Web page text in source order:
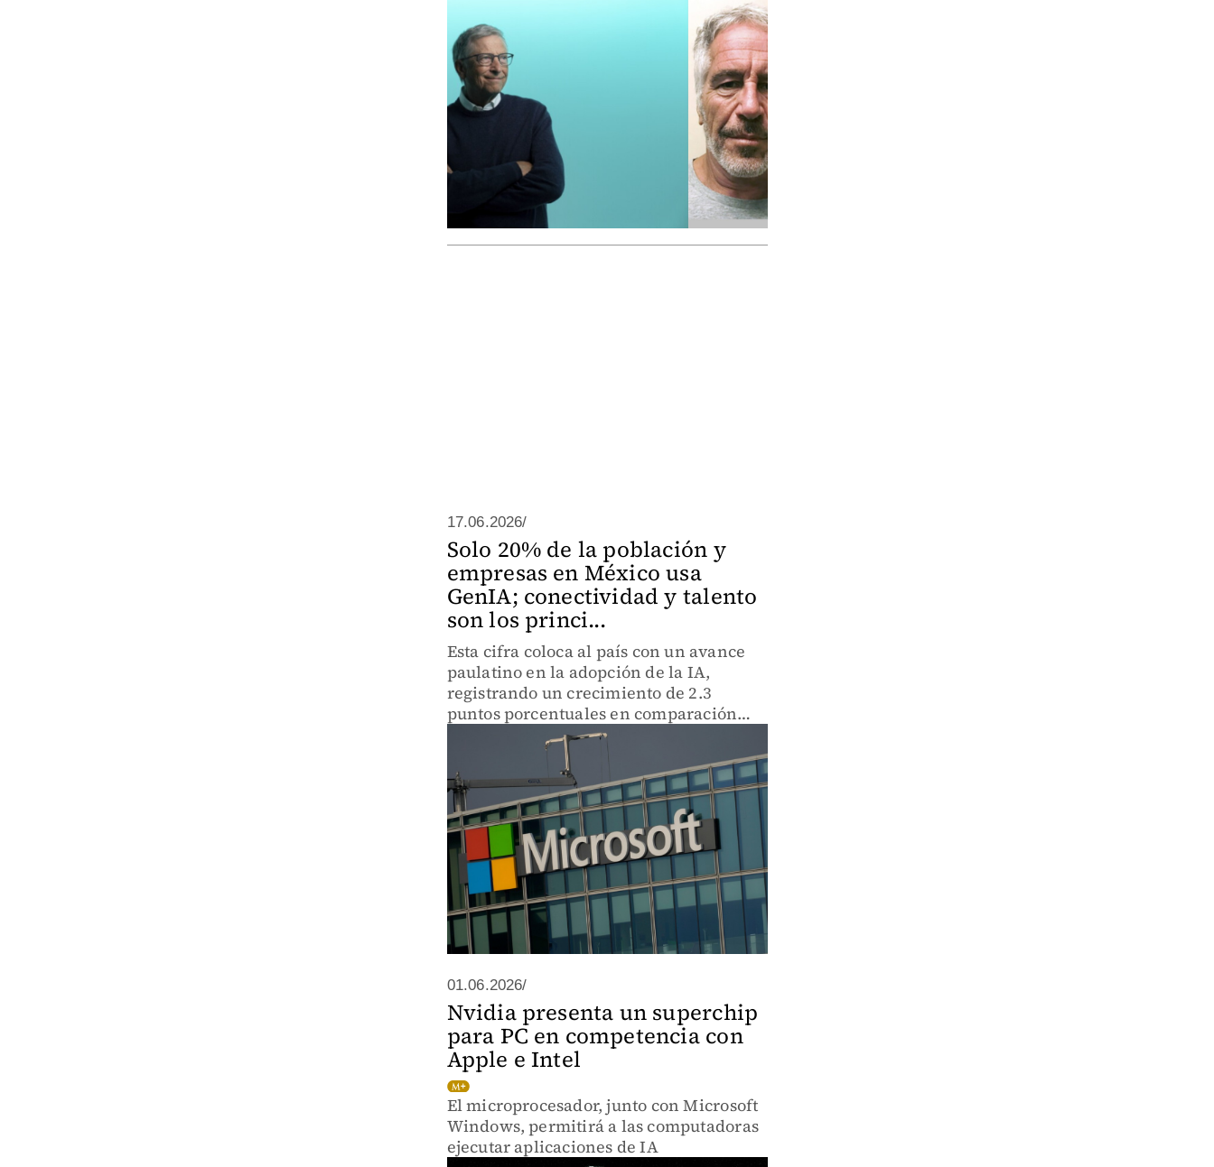
17.06.2026/
Solo 20% de la población y
empresas en México usa
GenIA; conectividad y talento
son los princi...
Esta cifra coloca al país con un avance
paulatino en la adopción de la IA,
registrando un crecimiento de 2.3
puntos porcentuales en comparación
con el cierre del año pasado.
01.06.2026/
Nvidia presenta un superchip
para PC en competencia con
Apple e Intel
El microprocesador, junto con Microsoft
Windows, permitirá a las computadoras
ejecutar aplicaciones de IA